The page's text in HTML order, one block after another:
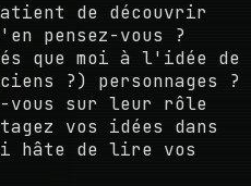
de découvrir
pensez-vous ?
que moi à l'idée de
?) personnages ?
vous sur leur rôle
vos idées dans
hâte de lire vos